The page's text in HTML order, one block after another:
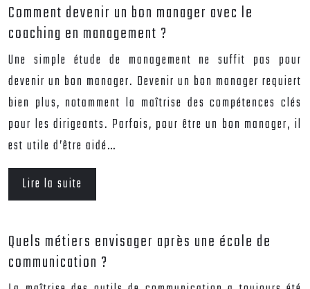
Comment devenir un bon manager avec le
coaching en management ?
Une simple étude de management ne suffit pas pour
devenir un bon manager. Devenir un bon manager requiert
bien plus, notamment la maîtrise des compétences clés
pour les dirigeants. Parfois, pour être un bon manager, il
est utile d’être aidé…
Lire la suite
Quels métiers envisager après une école de
communication ?